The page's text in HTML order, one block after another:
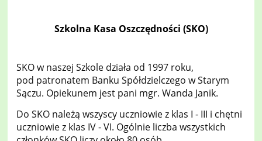
Szkolna Kasa Oszczędności (SKO)
SKO w naszej Szkole działa od 1997 roku,
pod patronatem Banku Spółdzielczego w Starym
Sączu. Opiekunem jest pani mgr. Wanda Janik.
Do SKO należą wszyscy uczniowie z klas I - III i chętni
uczniowie z klas IV - VI. Ogólnie liczba wszystkich